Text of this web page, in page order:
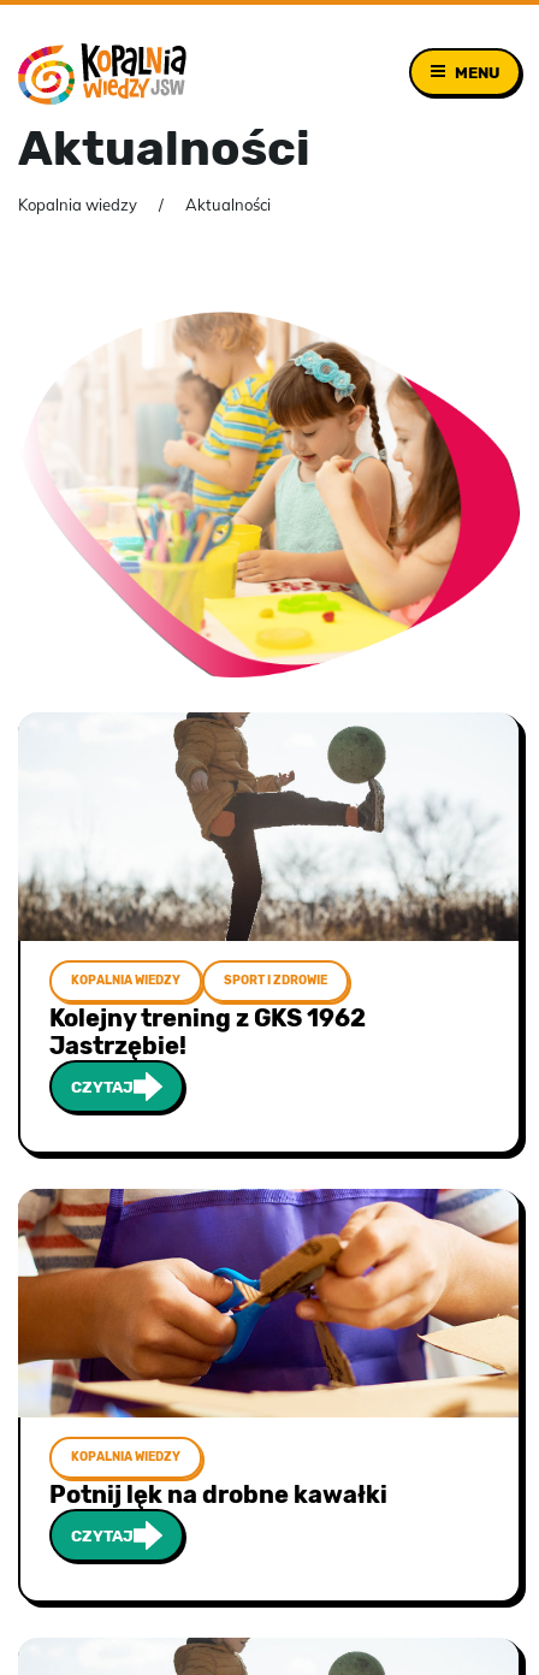
MENU
Aktualności
Kopalnia wiedzy Aktualności
KOPALNIA WIEDZY SPORT I ZDROWIE
Kolejny trening z GKS 1962
Jastrzębie!
CZYTAJ
KOPALNIA WIEDZY
Potnij lęk na drobne kawałki
CZYTAJ